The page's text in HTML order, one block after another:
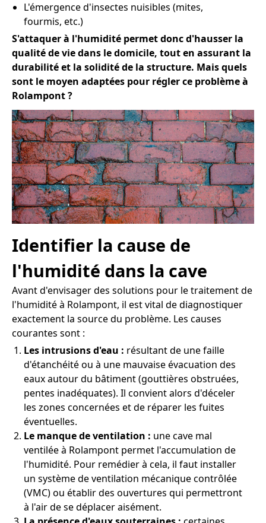
L'émergence d'insectes nuisibles (mites,
fourmis, etc.)
S'attaquer à l'humidité permet donc d'hausser la
qualité de vie dans le domicile, tout en assurant la
durabilité et la solidité de la structure. Mais quels
sont le moyen adaptées pour régler ce problème à
Rolampont ?
Identifier la cause de
l'humidité dans la cave
Avant d'envisager des solutions pour le traitement de
l'humidité à Rolampont, il est vital de diagnostiquer
exactement la source du problème. Les causes
courantes sont :
Les intrusions d'eau : résultant de une faille
d'étanchéité ou à une mauvaise évacuation des
eaux autour du bâtiment (gouttières obstruées,
pentes inadéquates). Il convient alors d'déceler
les zones concernées et de réparer les fuites
éventuelles.
Le manque de ventilation : une cave mal
ventilée à Rolampont permet l'accumulation de
l'humidité. Pour remédier à cela, il faut installer
un système de ventilation mécanique contrôlée
(VMC) ou établir des ouvertures qui permettront
à l'air de se déplacer aisément.